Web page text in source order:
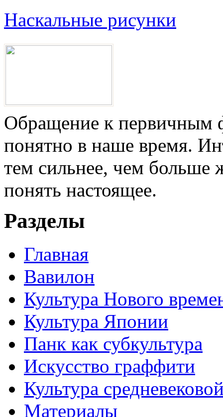
Наскальные рисунки
Обращение к первичным
понятно в наше время.
тем сильнее, чем больше
понять настоящее.
Разделы
Главная
Вавилон
Культура Нового
Культура Японии
Панк как субкультура
Искусство граффити
Культура
Материалы